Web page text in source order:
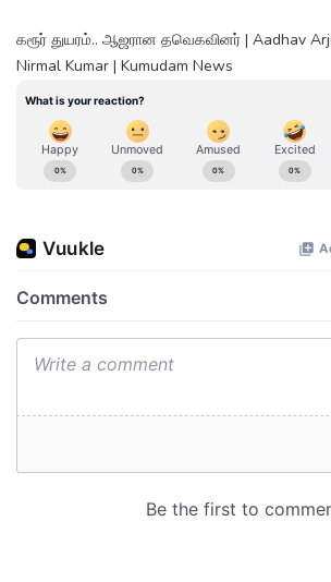
கரூர் துயரம்.. ஆஜரான தவெகவினர் | Aadhav
Nirmal Kumar | Kumudam News